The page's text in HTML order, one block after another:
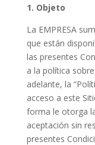
1. Objeto
La EMPRESA
que están
las presentes
a la política
adelante, la
acceso a este
forma le otorga
aceptación sin
presentes